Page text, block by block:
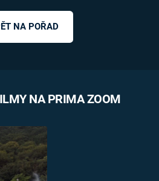
NA POŘAD
NA PRIMA ZOOM